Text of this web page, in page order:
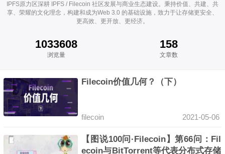
IPFS原力区深耕 IPFS / Filecoin 社区发展与商业生态建设。秉持价值、共建、共
享、荣耀的文化理念，构建和成为Web 3.0 的基础设施，致力于让存储更安全、
更高效、更开放、更经济。
1033608
浏览量
158
文章数
Filecoin价值几何？（下）
filecoin 2021-05-06
【图说100问·Filecoin】第66问：Fil
ecoin与BitTorrent等代表分布式存储